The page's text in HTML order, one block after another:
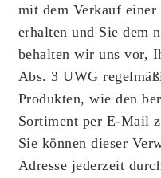
mit dem Verkauf einer
erhalten und Sie dem
behalten wir uns vor,
Abs. 3 UWG
Produkten, wie den
Sortiment per E-Mail
Sie können dieser
Adresse jederzeit